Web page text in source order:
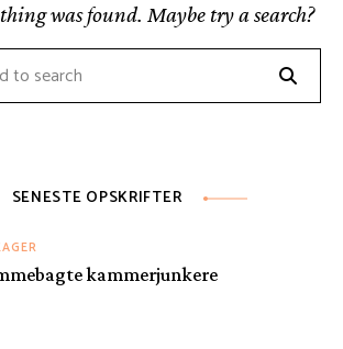
was found. Maybe try a search?
SENESTE OPSKRIFTER
kammerjunkere